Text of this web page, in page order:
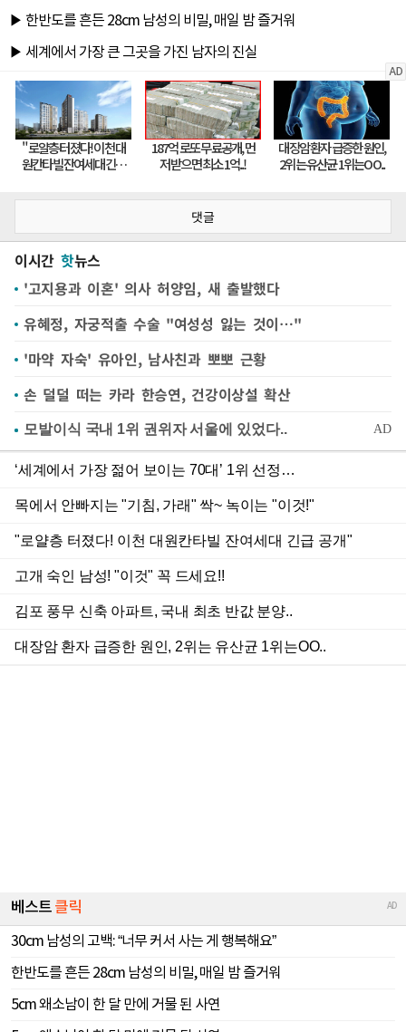
댓글
이시간 핫뉴스
'고지용과 이혼' 의사 허양임, 새 출발했다
유혜정, 자궁적출 수술 "여성성 잃는 것이…"
'마약 자숙' 유아인, 남사친과 뽀뽀 근황
손 덜덜 떠는 카라 한승연, 건강이상설 확산